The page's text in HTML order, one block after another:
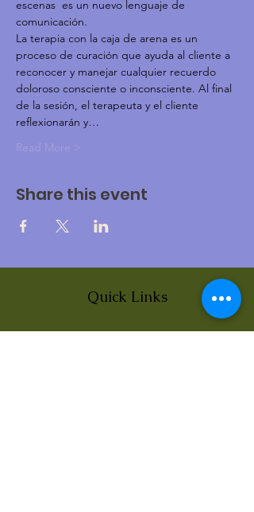
escenas  es un nuevo lenguaje de
comunicación.
La terapia con la caja de arena es un
proceso de curación que ayuda al cliente a
reconocer y manejar cualquier recuerdo
doloroso consciente o inconsciente. Al final
de la sesión, el terapeuta y el cliente
reflexionarán y…
Read More >
Share this event
Quick Links